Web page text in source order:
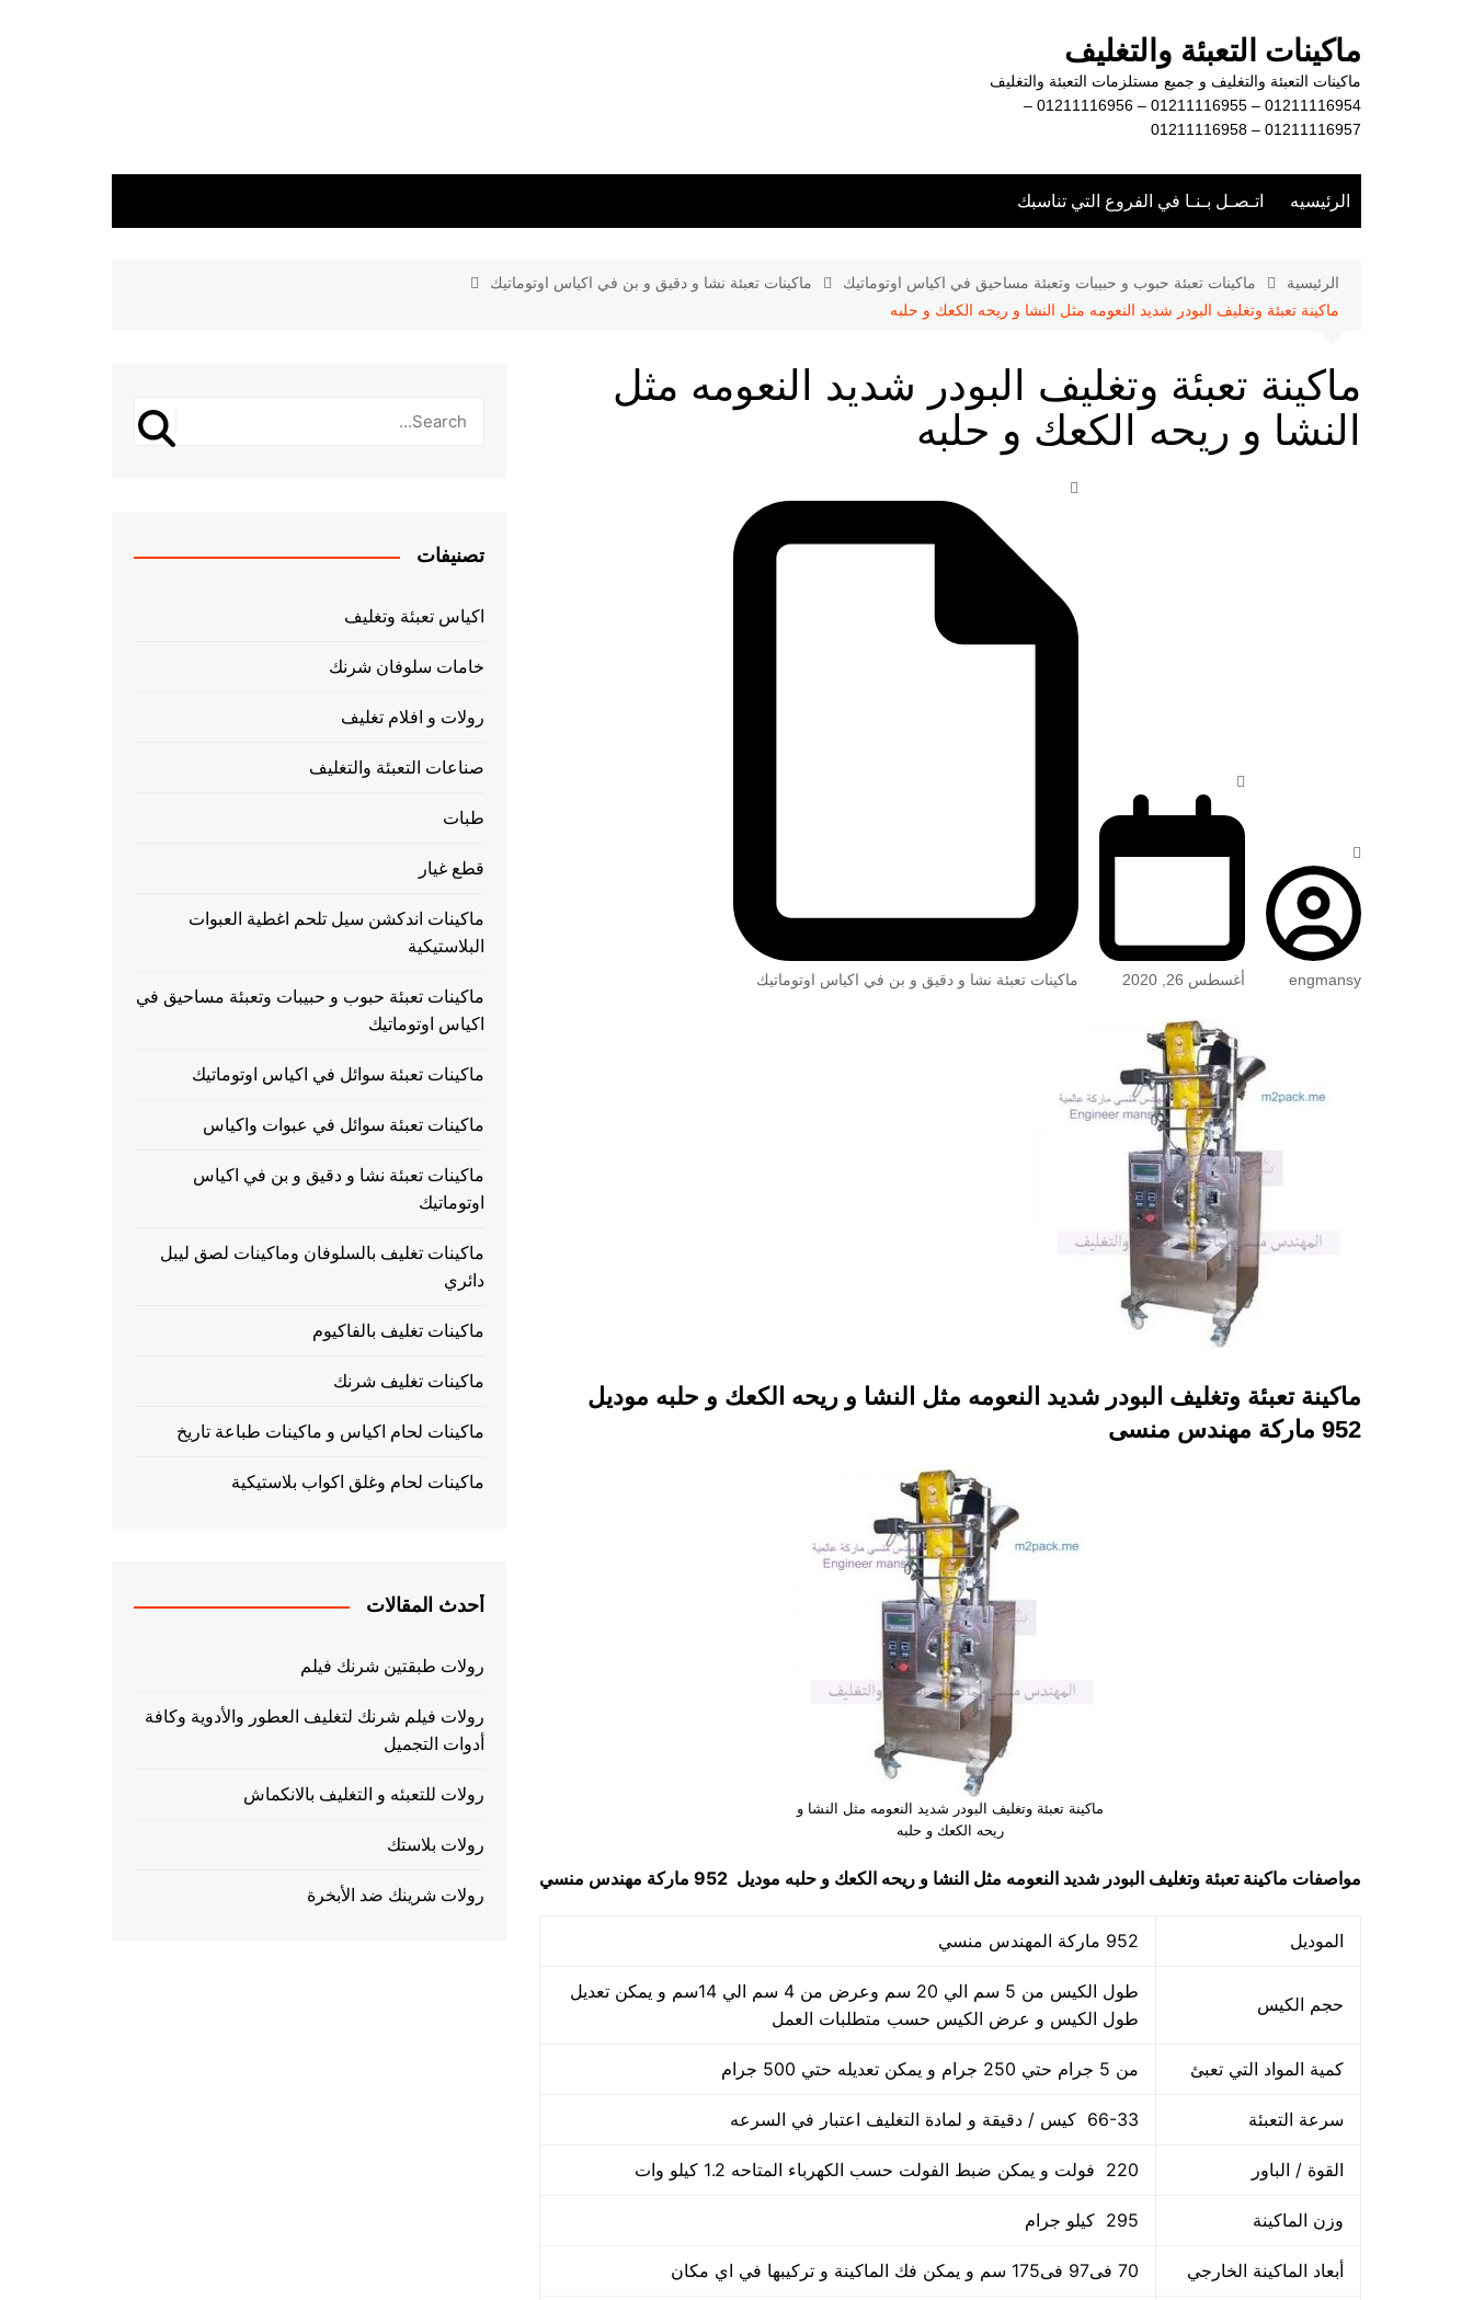
ماكينات التعبئة والتغليف
ماكينات التعبئة والتغليف و جميع مستلزمات التعبئة والتغليف
01211116954 – 01211116955 – 01211116956 –
01211116957 – 01211116958
الرئيسيه اتـصـل بـنـا في الفروع التي تناسبك
الرئيسية ماكينات تعبئة حبوب و حبيبات وتعبئة مساحيق في اكياس اوتوماتيك
ماكينات تعبئة نشا و دقيق و بن في اكياس اوتوماتيك
ماكينة تعبئة وتغليف البودر شديد النعومه مثل النشا و ريحه الكعك و حلبه
ماكينة تعبئة وتغليف البودر شديد النعومه مثل
النشا و ريحه الكعك و حلبه
engmansy أغسطس 26, 2020 ماكينات تعبئة نشا و دقيق و بن في اكياس اوتوماتيك
ماكينة تعبئة وتغليف البودر شديد النعومه مثل النشا و ريحه الكعك و حلبه موديل
952 ماركة مهندس منسى
ماكينة تعبئة وتغليف البودر شديد النعومه مثل النشا و
ريحه الكعك و حلبه
مواصفات ماكينة تعبئة وتغليف البودر شديد النعومه مثل النشا و ريحه الكعك و حلبه موديل 952 ماركة مهندس منسي
الموديل 952 ماركة المهندس منسي
حجم الكيس
طول الكيس من 5 سم الي 20 سم وعرض من 4 سم الي 14سم و يمكن تعديل
طول الكيس و عرض الكيس حسب متطلبات العمل
كمية المواد التي تعبئ من 5 جرام حتي 250 جرام و يمكن تعديله حتي 500 جرام
سرعة التعبئة 66-33 كيس / دقيقة و لمادة التغليف اعتبار في السرعه
القوة / الباور 220 فولت و يمكن ضبط الفولت حسب الكهرباء المتاحه 1.2 كيلو وات
وزن الماكينة 295 كيلو جرام
أبعاد الماكينة الخارجي 70 فى97 فى175 سم و يمكن فك الماكينة و تركيبها في اي مكان
تصنيفات
اكياس تعبئة وتغليف
خامات سلوفان شرنك
رولات و افلام تغليف
صناعات التعبئة والتغليف
طبات
قطع غيار
ماكينات اندكشن سيل تلحم اغطية العبوات
البلاستيكية
ماكينات تعبئة حبوب و حبيبات وتعبئة مساحيق في
اكياس اوتوماتيك
ماكينات تعبئة سوائل في اكياس اوتوماتيك
ماكينات تعبئة سوائل في عبوات واكياس
ماكينات تعبئة نشا و دقيق و بن في اكياس
اوتوماتيك
ماكينات تغليف بالسلوفان وماكينات لصق ليبل
دائري
ماكينات تغليف بالفاكيوم
ماكينات تغليف شرنك
ماكينات لحام اكياس و ماكينات طباعة تاريخ
ماكينات لحام وغلق اكواب بلاستيكية
أحدث المقالات
رولات طبقتين شرنك فيلم
رولات فيلم شرنك لتغليف العطور والأدوية وكافة
أدوات التجميل
رولات للتعبئه و التغليف بالانكماش
رولات بلاستك
رولات شرينك ضد الأبخرة